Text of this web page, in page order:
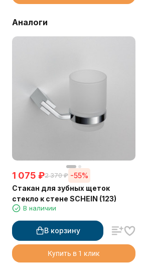
Аналоги
1 075 ₽2 370 ₽ -55%
Стакан для зубных щеток
стекло к стене SCHEIN (123)
В наличии
В корзину
Купить в 1 клик